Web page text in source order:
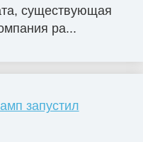
существующая
ра...
запустил